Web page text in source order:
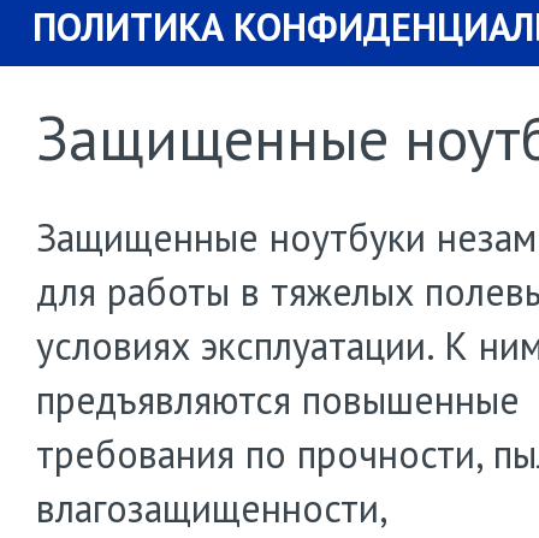
ПОЛИТИКА
Защищенные
Защищенные ноутбуки
для работы в тяжелых
условиях эксплуатации. К
предъявляются повышенные
требования по прочности,
влагозащищенности,